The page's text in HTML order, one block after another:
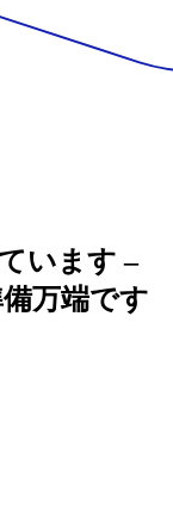
います –
万端です